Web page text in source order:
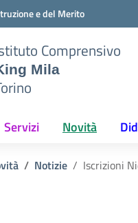
e del Merito
Comprensivo
Mila
Servizi Novità
Notizie Iscrizioni